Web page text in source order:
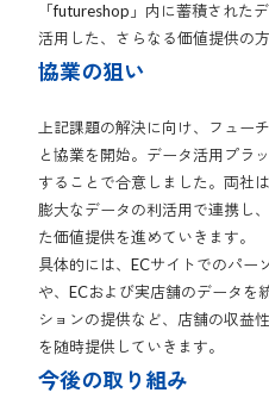
「futureshop」内に蓄積された
活用した、さらなる価値提供の
協業の狙い
上記課題の解決に向け、フュー
と協業を開始。データ活用プラ
することで合意しました。両社
膨大なデータの利活用で連携し
た価値提供を進めていきます。
具体的には、ECサイトでのパー
や、ECおよび実店舗のデータ
ションの提供など、店舗の収益
を随時提供していきます。
今後の取り組み